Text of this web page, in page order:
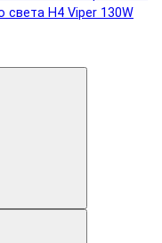
H4 Viper 130W